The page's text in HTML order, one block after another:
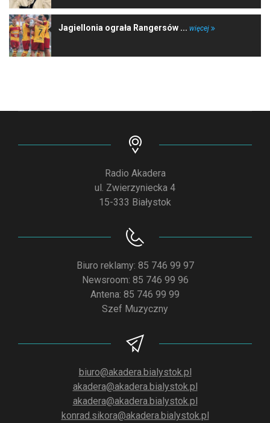
Jagiellonia ograła Rangersów ... więcej
Radio Akadera
ul. Zwierzyniecka 4
15-333 Białystok
Biuro reklamy: 85 746 99 97
Newsroom: 85 746 99 96
Antena: 85 746 99 99
Szef Muzyczny
biuro@akadera.bialystok.pl
akadera@akadera.bialystok.pl
akadera@akadera.bialystok.pl
konrad.sikora@akadera.bialystok.pl